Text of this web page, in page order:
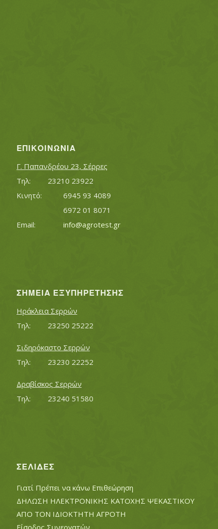
ΕΠΙΚΟΙΝΩΝΊΑ
Γ. Παπανδρέου 23, Σέρρες
Τηλ:		23210 23922
Κινητό:		6945 93 4089
			6972 01 8071
info@agrotest.gr
ΣΗΜΕΊΑ ΕΞΥΠΗΡΈΤΗΣΗΣ
Ηράκλεια Σερρών
Τηλ:		23250 25222
Σιδηρόκαστο Σερρών
Τηλ:		23230 22252
Δραβίσκος Σερρών
Τηλ:		23240 51580
ΣΕΛΊΔΕΣ
Γιατί Πρέπει να κάνω Επιθεώρηση
ΔΗΛΩΣΗ ΗΛΕΚΤΡΟΝΙΚΗΣ ΚΑΤΟΧΗΣ ΨΕΚΑΣΤΙΚΟΥ
ΑΠΟ ΤΟΝ ΙΔΙΟΚΤΗΤΗ ΑΓΡΟΤΗ